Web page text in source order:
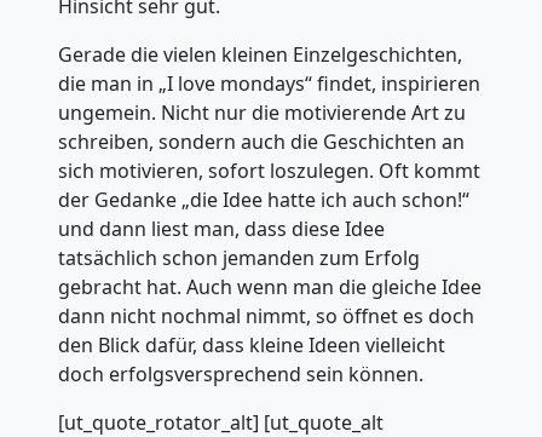
Hinsicht sehr gut.
Gerade die vielen kleinen Einzelgeschichten,
die man in „I love mondays“ findet, inspirieren
ungemein. Nicht nur die motivierende Art zu
schreiben, sondern auch die Geschichten an
sich motivieren, sofort loszulegen. Oft kommt
der Gedanke „die Idee hatte ich auch schon!“
und dann liest man, dass diese Idee
tatsächlich schon jemanden zum Erfolg
gebracht hat. Auch wenn man die gleiche Idee
dann nicht nochmal nimmt, so öffnet es doch
den Blick dafür, dass kleine Ideen vielleicht
doch erfolgsversprechend sein können.
[ut_quote_rotator_alt] [ut_quote_alt